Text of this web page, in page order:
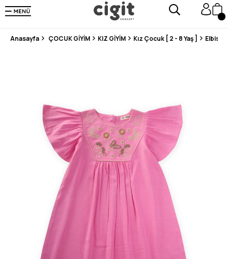
250.000'DEN FAZLA DEĞERLENDİRMEDE 5 ÜZERİNDEN 4.8 PUAN ALDI ⭐⭐⭐⭐⭐
3 MİLYONDAN FAZLA MUTLU MÜŞTERİ ❤️ 10 MİLYON ÜRÜN
Anasayfa ÇOCUK GİYİM KIZ GİYİM Kız Çocuk [ 2 - 8 Yaş ] Elbise